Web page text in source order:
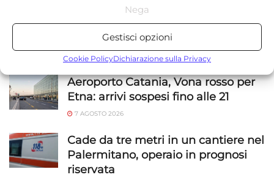
Statistiche
Archiviare informazioni su dispositivo e/o accedervi, Misurare le
prestazioni degli annunci, Misurare le prestazioni dei contenuti,
combinazione di dati provenienti da fonti diverse.
Archiviare informazioni su dispositivo e/o accedervi, Utilizzare
dati limitati per la selezione della pubblicità, Creare profili per la
pubblicità personalizzata, Utilizzare profili per la selezione di
pubblicità personalizzata, Creare profili per la personalizzazione
Nega
Gestisci opzioni
Cookie PolicyDichiarazione sulla Privacy
NOTIZIESICILIA
Aeroporto Catania, Vona rosso per
Etna: arrivi sospesi fino alle 21
7 AGOSTO 2026
Cade da tre metri in un cantiere nel
Palermitano, operaio in prognosi
riservata